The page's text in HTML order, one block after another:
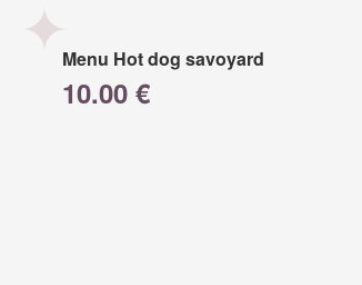
Menu Hot dog savoyard
10.00 €